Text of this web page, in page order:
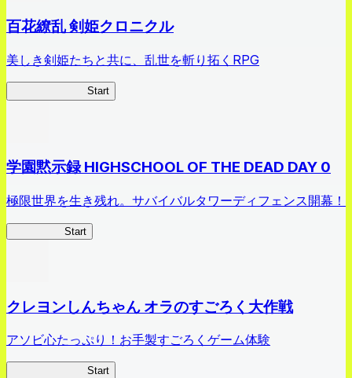
百花繚乱 剣姫クロニクル
美しき剣姫たちと共に、乱世を斬り拓くRPG
Start
学園黙示録 HIGHSCHOOL OF THE DEAD DAY 0
極限世界を生き残れ。サバイバルタワーディフェンス開幕！
Start
クレヨンしんちゃん オラのすごろく大作戦
アソビ心たっぷり！お手製すごろくゲーム体験
Start